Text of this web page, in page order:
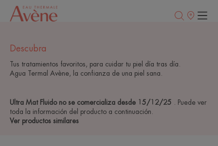
Puntos
Ultra Mat Fluido no se comercializa desde 15/12/25
. Puede ver
toda la información del producto a continuación.
Ver productos similares
Descubra
Tus tratamientos favoritos, para cuidar tu piel día tras día.
Agua Termal Avène, la confianza de una piel sana.